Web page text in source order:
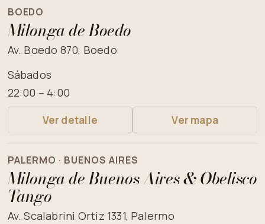
BOEDO
Milonga de Boedo
Av. Boedo 870, Boedo
Sábados
22:00 – 4:00
Ver detalle Ver mapa
PALERMO · BUENOS AIRES
Milonga de Buenos Aires & Obelisco
Tango
Av. Scalabrini Ortiz 1331, Palermo